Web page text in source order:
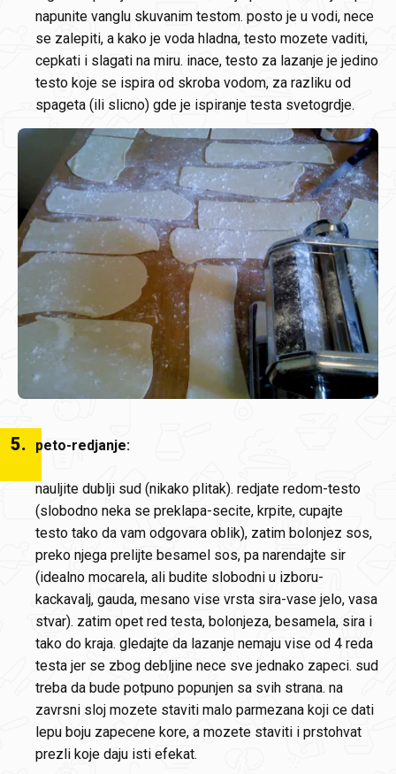
napunite vanglu skuvanim testom. posto je u vodi, nece
se zalepiti, a kako je voda hladna, testo mozete vaditi,
cepkati i slagati na miru. inace, testo za lazanje je jedino
testo koje se ispira od skroba vodom, za razliku od
spageta (ili slicno) gde je ispiranje testa svetogrdje.
5. peto-redjanje:
nauljite dublji sud (nikako plitak). redjate redom-testo
(slobodno neka se preklapa-secite, krpite, cupajte
testo tako da vam odgovara oblik), zatim bolonjez sos,
preko njega prelijte besamel sos, pa narendajte sir
(idealno mocarela, ali budite slobodni u izboru-
kackavalj, gauda, mesano vise vrsta sira-vase jelo, vasa
stvar). zatim opet red testa, bolonjeza, besamela, sira i
tako do kraja. gledajte da lazanje nemaju vise od 4 reda
testa jer se zbog debljine nece sve jednako zapeci. sud
treba da bude potpuno popunjen sa svih strana. na
zavrsni sloj mozete staviti malo parmezana koji ce dati
lepu boju zapecene kore, a mozete staviti i prstohvat
prezli koje daju isti efekat.